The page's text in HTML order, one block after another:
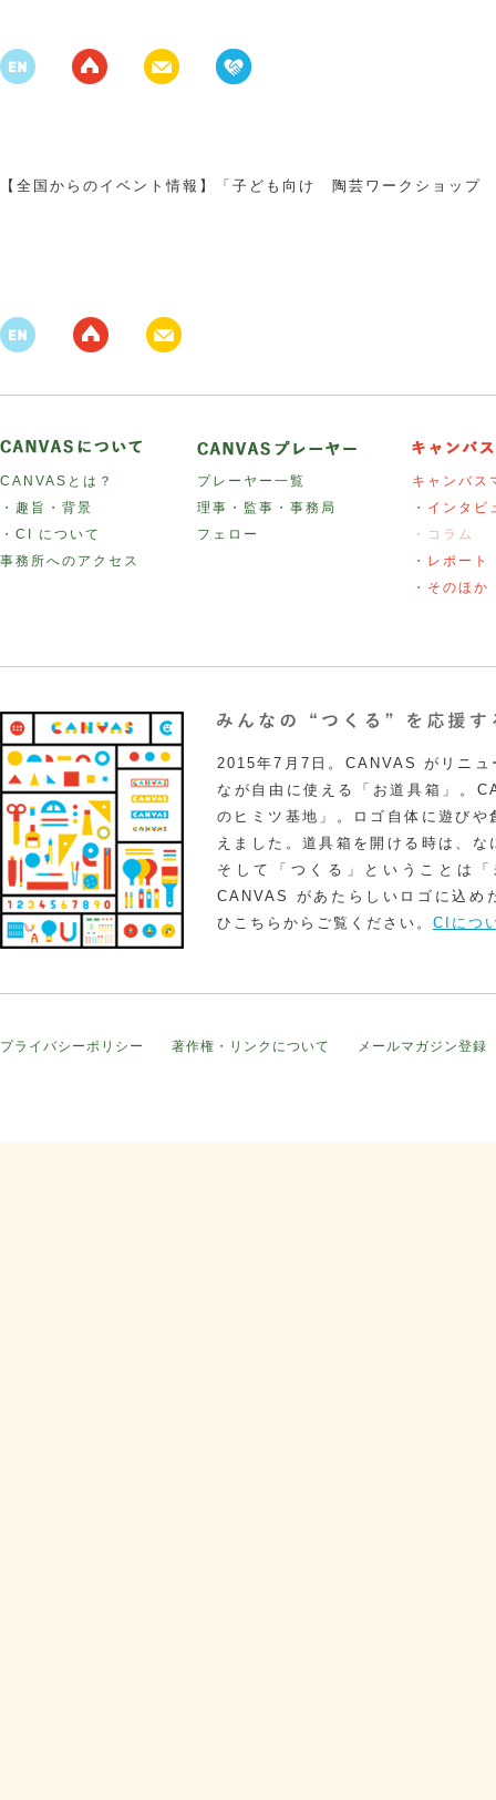
【全国からのイベント情報】「子ども向け 陶芸ワークショッ
CANVASとは？
・趣旨・背景
・CI について
事務所へのアクセス
プレーヤー一覧
理事・監事・事務局
フェロー
キャンバス
・インタビ
・コラム
・レポート
・そのほか
2015年7月7日。CANVAS がリニュ
なが自由に使える「お道具箱」。
のヒミツ基地」。ロゴ自体に遊び
えました。道具箱を開ける時は、
そして「つくる」ということは
CANVAS があたらしいロゴに込め
ひこちらからご覧ください。 CIにつ
プライバシーポリシー 著作権・リンクについて メールマガジン登録